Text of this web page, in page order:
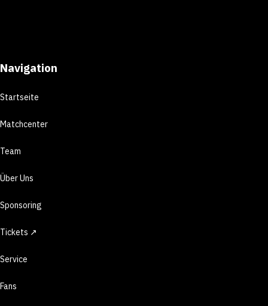
Navigation
Startseite
Matchcenter
Team
Über Uns
Sponsoring
Tickets ↗
Service
Fans